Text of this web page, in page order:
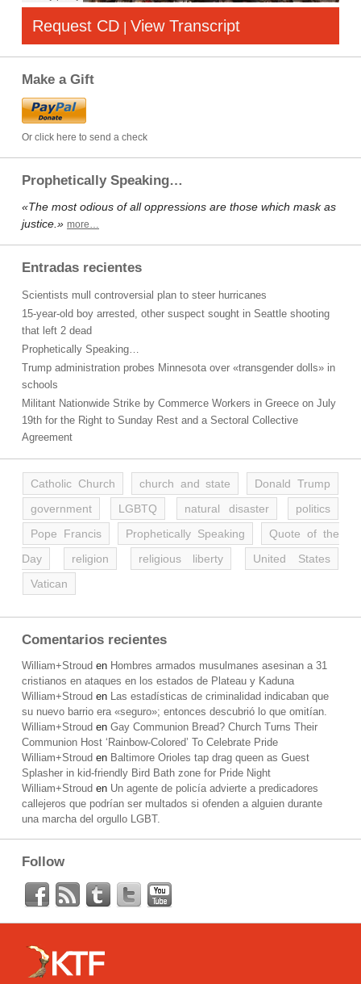
Request CD | View Transcript
Make a Gift
Or click here to send a check
Prophetically Speaking…
«The most odious of all oppressions are those which mask as
justice.» more…
Entradas recientes
Scientists mull controversial plan to steer hurricanes
15-year-old boy arrested, other suspect sought in Seattle shooting
that left 2 dead
Prophetically Speaking…
Trump administration probes Minnesota over «transgender dolls» in
schools
Militant Nationwide Strike by Commerce Workers in Greece on July
19th for the Right to Sunday Rest and a Sectoral Collective
Agreement
Catholic Church church and state
Donald Trump
government
LGBTQ natural disaster
politics
Pope Francis
Prophetically Speaking
Quote of the
Day
religion religious liberty
United States
Vatican
Comentarios recientes
William+Stroud en Hombres armados musulmanes asesinan a 31
cristianos en ataques en los estados de Plateau y Kaduna
William+Stroud en Las estadísticas de criminalidad indicaban que
su nuevo barrio era «seguro»; entonces descubrió lo que omitían.
William+Stroud en Gay Communion Bread? Church Turns Their
Communion Host ‘Rainbow-Colored’ To Celebrate Pride
William+Stroud en Baltimore Orioles tap drag queen as Guest
Splasher in kid-friendly Bird Bath zone for Pride Night
William+Stroud en Un agente de policía advierte a predicadores
callejeros que podrían ser multados si ofenden a alguien durante
una marcha del orgullo LGBT.
Follow